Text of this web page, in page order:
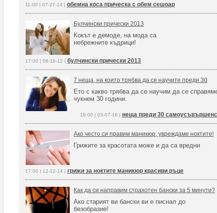
11:00 | 07-27-14 | обемна коса прическа с обем сешоар
Булчински прически 2013
Кокът е демоде, на мода са
небрежните къдрици!
17:00 | 08-16-12 | булчински прически 2013
7 неща, на които трябва да се научите преди 30
Ето с какво трябва да се научим да се
чукнем 30 години.
18:00 | 03-07-16 | неща преди 30
Ако често си правим маникюр, увреждаме ноктите!
Грижите за красотата може и да са вредни
17:00 | 12-12-14 | грижи за ноктите маникюр красиви ръце
Как да си направим страхотен бански за 5 минути?
Ако старият ви бански ви е писнал до
безобразие!